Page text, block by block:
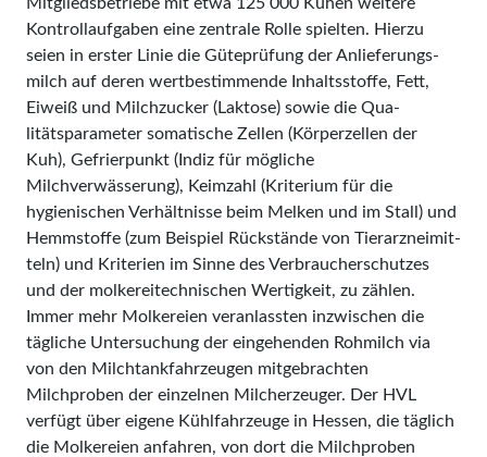
Kontroll­aufgaben eine zentrale Rolle spiel­ten. Hierzu
seien in erster Linie die Güteprüfung der Anlieferungs­
milch auf deren wertbestimmende Inhaltsstoffe, Fett,
Eiweiß und Milch­­zucker (Laktose) sowie die Qua­
litätsparameter somatische Zel­len (Körperzellen der
Kuh), Gefrierpunkt (Indiz für mögliche
Milchverwässerung), Keimzahl (Kriterium für die
hygienischen Ver­­hältnisse beim Melken und im Stall) und
Hemmstoffe (zum Beispiel Rückstände von Tierarzneimit­
teln) und Kriterien im Sinne des Verbraucherschutzes
und der molkereitechnischen Wertigkeit, zu zählen.
Immer mehr Molkereien veranlassten inzwischen die
tägliche Untersuchung der eingehenden Rohmilch via
von den Milchtankfahrzeugen mitgebrachten
Milchproben der einzelnen Milcherzeuger. Der HVL
verfügt über ei­gene Kühlfahrzeuge in Hessen, die täglich
die Molkereien anfahren, von dort die Milchproben